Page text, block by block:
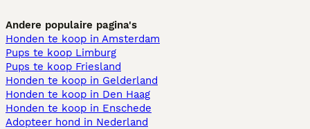
Andere populaire pagina's
Honden te koop in Amsterdam
Pups te koop Limburg​
Pups te koop Friesland​
Honden te koop in Gelderland
Honden te koop in Den Haag
Honden te koop in Enschede
Adopteer hond in Nederland